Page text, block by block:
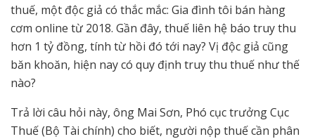
thuế, một độc giả có thắc mắc: Gia đình tôi bán hàng
cơm online từ 2018. Gần đây, thuế liên hệ báo truy thu
hơn 1 tỷ đồng, tính từ hồi đó tới nay? Vị độc giả cũng
băn khoăn, hiện nay có quy định truy thu thuế như thế
nào?
Trả lời câu hỏi này, ông Mai Sơn, Phó cục trưởng Cục
Thuế (Bộ Tài chính) cho biết, người nộp thuế cần phân